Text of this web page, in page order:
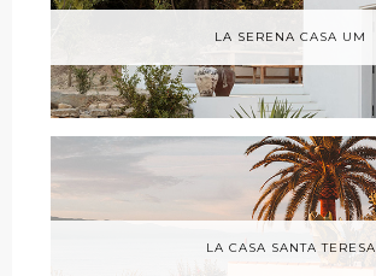
LA SERENA CASA UM
LA CASA SANTA TERESA